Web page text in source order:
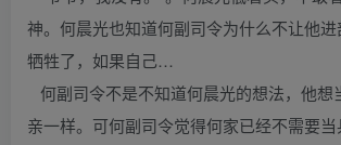
神。何晨光也知道何副司令为什么不让他
牺牲了，如果自己…
何副司令不是不知道何晨光的想法，他想
亲一样。可何副司令觉得何家已经不需要